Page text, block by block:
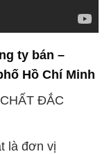
ty bán –
Hồ Chí Minh
ĐẮC
là đơn vị